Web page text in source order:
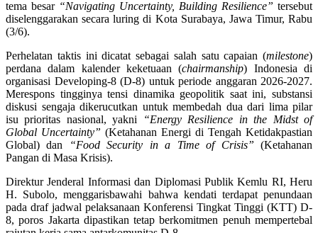
tema besar “Navigating Uncertainty, Building Resilience” tersebut
diselenggarakan secara luring di Kota Surabaya, Jawa Timur, Rabu
(3/6).
Perhelatan taktis ini dicatat sebagai salah satu capaian (milestone)
perdana dalam kalender keketuaan (chairmanship) Indonesia di
organisasi Developing-8 (D-8) untuk periode anggaran 2026-2027.
Merespons tingginya tensi dinamika geopolitik saat ini, substansi
diskusi sengaja dikerucutkan untuk membedah dua dari lima pilar
isu prioritas nasional, yakni
“Energy Resilience in the Midst of
Global Uncertainty” (Ketahanan Energi di Tengah Ketidakpastian
Global) dan
“Food Security in a Time of Crisis” (Ketahanan
Pangan di Masa Krisis).
Direktur Jenderal Informasi dan Diplomasi Publik Kemlu RI, Heru
H. Subolo, menggarisbawahi bahwa kendati terdapat penundaan
pada draf jadwal pelaksanaan Konferensi Tingkat Tinggi (KTT) D-
8, poros Jakarta dipastikan tetap berkomitmen penuh mempertebal